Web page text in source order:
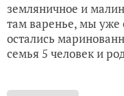
земляничное и
там варенье, мы уже
остались
семья 5 человек и